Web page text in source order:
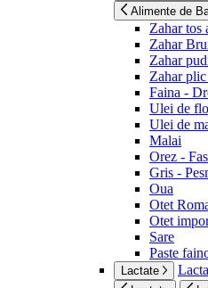
Alimente de
Zahar tos
Zahar
Zahar
Zahar
Faina -
Ulei de
Ulei de
Malai
Orez -
Gris -
Oua
Otet
Otet
Sare
Paste
Lactate